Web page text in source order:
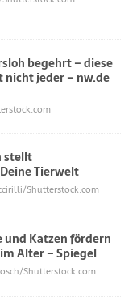
begehrt – diese
nicht jeder – nw.de
stellt
Tierwelt
Shutterstock.com
und Katzen fördern
Alter – Spiegel
Shutterstock.com